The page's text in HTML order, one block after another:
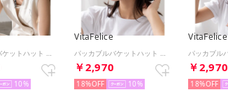
10
VitaFelice
￥2,970
18% 10
VitaFelice
￥2,970
18%